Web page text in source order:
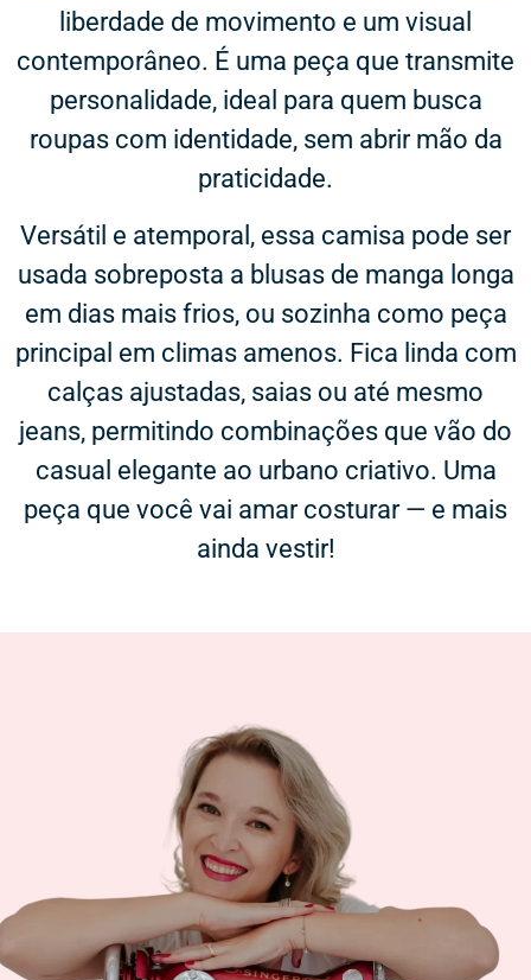
liberdade de movimento e um visual
contemporâneo. É uma peça que transmite
personalidade, ideal para quem busca
roupas com identidade, sem abrir mão da
praticidade.
Versátil e atemporal, essa camisa pode ser
usada sobreposta a blusas de manga longa
em dias mais frios, ou sozinha como peça
principal em climas amenos. Fica linda com
calças ajustadas, saias ou até mesmo
jeans, permitindo combinações que vão do
casual elegante ao urbano criativo. Uma
peça que você vai amar costurar — e mais
ainda vestir!